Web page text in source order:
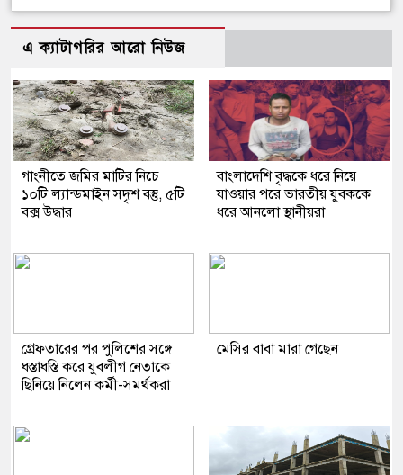
এ ক্যাটাগরির আরো নিউজ
গাংনীতে জমির মাটির নিচে
১০টি ল্যান্ডমাইন সদৃশ বস্তু, ৫টি
বক্স উদ্ধার
বাংলাদেশি বৃদ্ধকে ধরে নিয়ে
যাওয়ার পরে ভারতীয় যুবককে
ধরে আনলো স্থানীয়রা
গ্রেফতারের পর পুলিশের সঙ্গে
ধস্তাধস্তি করে যুবলীগ নেতাকে
ছিনিয়ে নিলেন কর্মী-সমর্থকরা
মেসির বাবা মারা গেছেন